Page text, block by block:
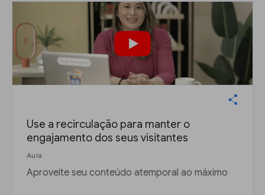
Use a recirculação para manter o
engajamento dos seus visitantes
Aula
Aproveite seu conteúdo atemporal ao máximo